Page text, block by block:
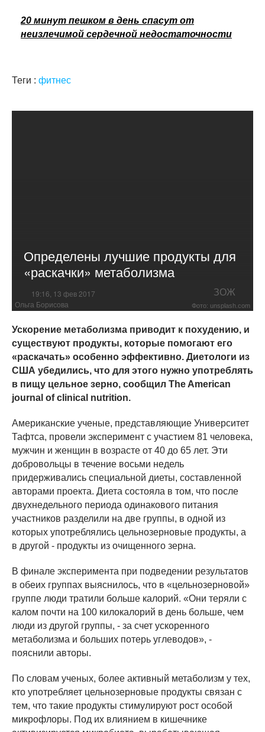
20 минут пешком в день спасут от
неизлечимой сердечной недостаточности
Теги : фитнес
Определены лучшие продукты для
«раскачки» метаболизма
19:16, 13 фев 2017 ЗОЖ
Ольга Борисова Фото: unsplash.com
Ускорение метаболизма приводит к похудению, и
существуют продукты, которые помогают его
«раскачать» особенно эффективно. Диетологи из
США убедились, что для этого нужно употреблять
в пищу цельное зерно, сообщил The American
journal of clinical nutrition.
Американские ученые, представляющие Университет
Тафтса, провели эксперимент с участием 81 человека,
мужчин и женщин в возрасте от 40 до 65 лет. Эти
добровольцы в течение восьми недель
придерживались специальной диеты, составленной
авторами проекта. Диета состояла в том, что после
двухнедельного периода одинакового питания
участников разделили на две группы, в одной из
которых употреблялись цельнозерновые продукты, а
в другой - продукты из очищенного зерна.
В финале эксперимента при подведении результатов
в обеих группах выяснилось, что в «цельнозерновой»
группе люди тратили больше калорий. «Они теряли с
калом почти на 100 килокалорий в день больше, чем
люди из другой группы, - за счет ускоренного
метаболизма и больших потерь углеводов», -
пояснили авторы.
По словам ученых, более активный метаболизм у тех,
кто употребляет цельнозерновые продукты связан с
тем, что такие продукты стимулируют рост особой
микрофлоры. Под их влиянием в кишечнике